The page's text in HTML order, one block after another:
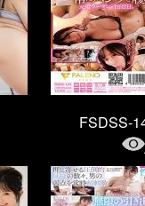
FSDSS-